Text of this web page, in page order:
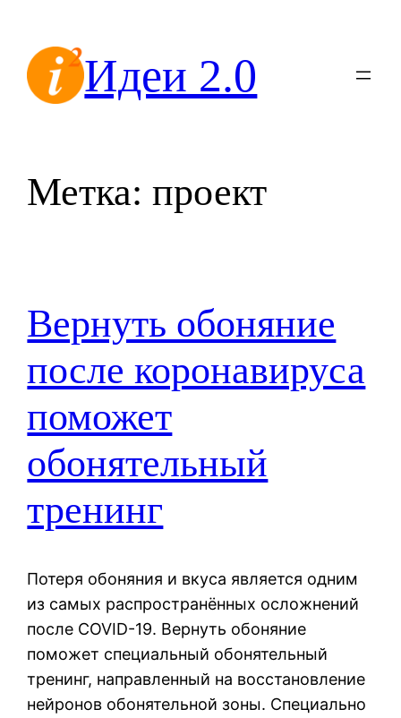
содержимомуИдеи 2.0
Метка:проект
Вернуть обоняние
после коронавируса
поможет
обонятельный
тренинг
Потеря обоняния и вкуса является одним
из самых распространённых осложнений
после COVID-19. Вернуть обоняние
поможет специальный обонятельный
тренинг, направленный на восстановление
нейронов обонятельной зоны. Специально